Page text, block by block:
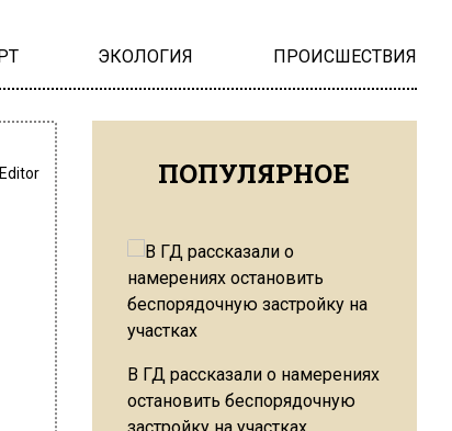
ЭКОЛОГИЯ ПРОИСШЕСТВИЯ
Editor ПОПУЛЯРНОЕ
В ГД рассказали о намерениях
остановить беспорядочную